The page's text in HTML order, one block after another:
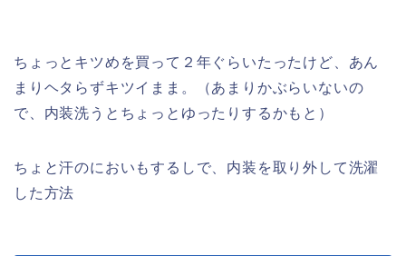
ちょっとキツめを買って２年ぐらいたったけど、あん
まりヘタらずキツイまま。（あまりかぶらいないの
で、内装洗うとちょっとゆったりするかもと）
ちょと汗のにおいもするしで、内装を取り外して洗濯
した方法